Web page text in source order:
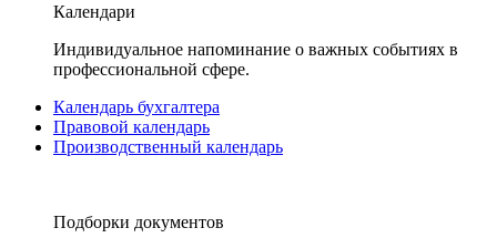
Календари
Индивидуальное напоминание о важных событиях в
профессиональной сфере.
Календарь бухгалтера
Правовой календарь
Производственный календарь
Подборки документов